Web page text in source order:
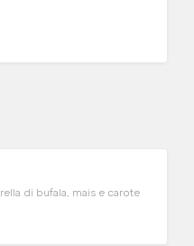
di bufala, mais e carote